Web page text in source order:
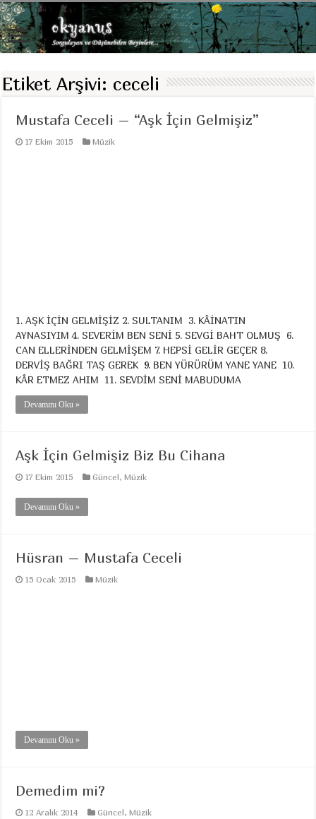
Etiket Arşivi: ceceli
Mustafa Ceceli – “Aşk İçin Gelmişiz”
17 Ekim 2015 Müzik
1. AŞK İÇİN GELMİŞİZ 2. SULTANIM 3. KÂİNATIN
AYNASIYIM 4. SEVERİM BEN SENİ 5. SEVGİ BAHT OLMUŞ 6.
CAN ELLERİNDEN GELMİŞEM 7. HEPSİ GELİR GEÇER 8.
DERVİŞ BAĞRI TAŞ GEREK 9. BEN YÜRÜRÜM YANE YANE 10.
KÂR ETMEZ AHIM 11. SEVDİM SENİ MABUDUMA
Devamını Oku »
Aşk İçin Gelmişiz Biz Bu Cihana
17 Ekim 2015 Güncel,Müzik
Devamını Oku »
Hüsran – Mustafa Ceceli
15 Ocak 2015 Müzik
Devamını Oku »
Demedim mi?
12 Aralık 2014 Güncel,Müzik